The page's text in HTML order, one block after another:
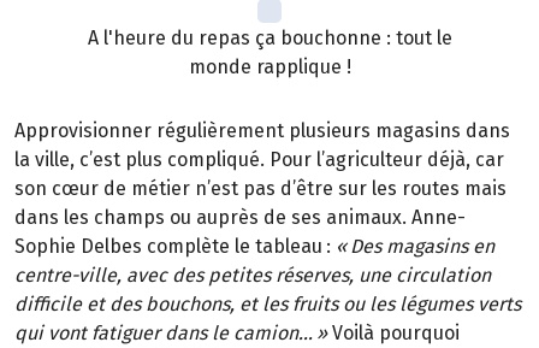
A l'heure du repas ça bouchonne : tout le
monde rapplique !
Approvisionner régulièrement plusieurs magasins dans
la ville, c’est plus compliqué. Pour l’agriculteur déjà, car
son cœur de métier n’est pas d’être sur les routes mais
dans les champs ou auprès de ses animaux. Anne-
Sophie Delbes complète le tableau : « Des magasins en
centre-ville, avec des petites réserves, une circulation
difficile et des bouchons, et les fruits ou les légumes verts
qui vont fatiguer dans le camion… » Voilà pourquoi